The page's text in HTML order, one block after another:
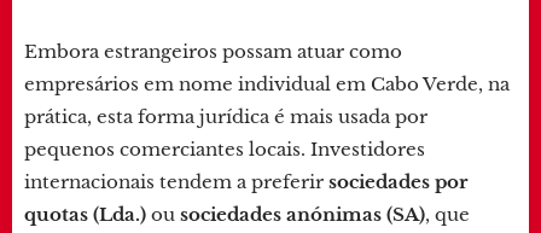
Embora estrangeiros possam atuar como
empresários em nome individual em Cabo Verde, na
prática, esta forma jurídica é mais usada por
pequenos comerciantes locais. Investidores
internacionais tendem a preferir sociedades por
quotas (Lda.) ou sociedades anónimas (SA), que